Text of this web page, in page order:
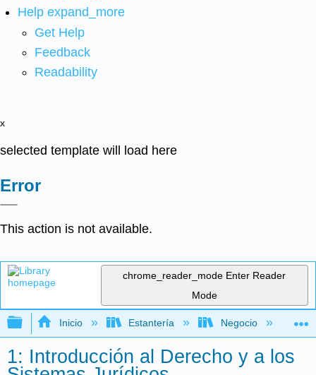
Help expand_more
Get Help
Feedback
Readability
x
selected template will load here
Error
This action is not available.
chrome_reader_mode Enter Reader
Mode
Expandir/contraer jerarquía global
Inicio Estantería Negocio
1: Introducción al Derecho y a los